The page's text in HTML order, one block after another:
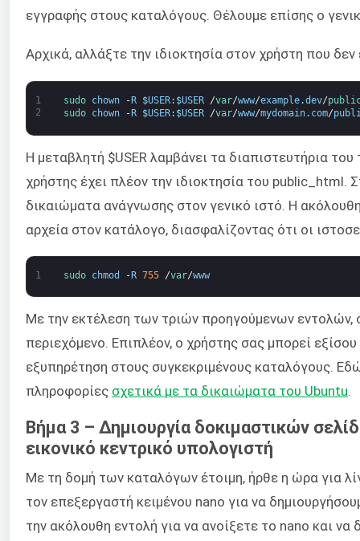
εγγραφής στους καταλόγους. Θέλουμε επίσης ο
Αρχικά, αλλάξτε την ιδιοκτησία στον χρήστη που
1
2
sudo chown -R $USER: $USER /var/www/example.dev/
sudo chown - R $USER: $USER /var/www/mydomain. com/
Η μεταβλητή $USER λαμβάνει τα διαπιστευτήρια
χρήστης έχει πλέον την ιδιοκτησία του public_html.
δικαιώματα ανάγνωσης στον γενικό ιστό. Η
αρχεία στον κατάλογο, διασφαλίζοντας ότι οι
1 sudo chmod - R 755 /var/www
Με την εκτέλεση των τριών προηγούμενων εντολών,
περιεχόμενο. Επιπλέον, ο χρήστης σας μπορεί
εξυπηρέτηση στους συγκεκριμένους καταλόγους.
πληροφορίες σχετικά με τα δικαιώματα του Ubuntu.
Βήμα 3 – Δημιουργία δοκιμαστικών
εικονικό κεντρικό υπολογιστή
Με τη δομή των καταλόγων έτοιμη, ήρθε η ώρα για
τον επεξεργαστή κειμένου nano για να
την ακόλουθη εντολή για να ανοίξετε το nano και